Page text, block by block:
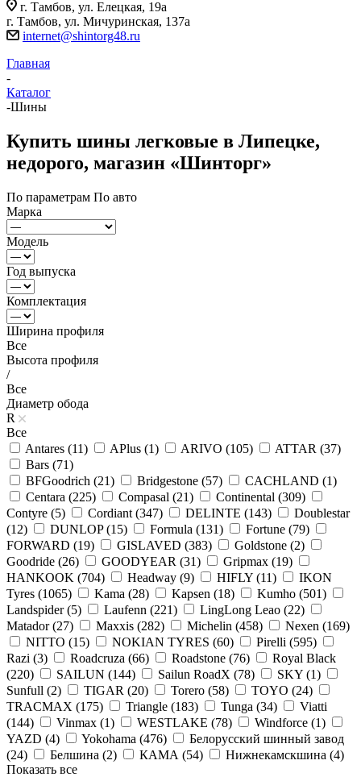
г. Тамбов, ул. Елецкая, 19а
г. Тамбов, ул. Мичуринская, 137а
internet@shintorg48.ru
Главная
-
Каталог
-Шины
Купить шины легковые в Липецке,
недорого, магазин «Шинторг»
По параметрам По авто
Марка
Модель
Год выпуска
Комплектация
Ширина профиля
Все
Высота профиля
/
Все
Диаметр обода
R
Все
Antares (11) APlus (1) ARIVO (105) ATTAR (37)
Bars (71)
BFGoodrich (21) Bridgestone (57) CACHLAND (1)
Centara (225) Compasal (21) Continental (309)
Contyre (5) Cordiant (347) DELINTE (143)
Doublestar
(12) DUNLOP (15) Formula (131) Fortune (79)
FORWARD (19) GISLAVED (383) Goldstone (2)
Goodride (26) GOODYEAR (31) Gripmax (19)
HANKOOK (704) Headway (9) HIFLY (11)
IKON
Tyres (1065) Kama (28) Kapsen (18) Kumho (501)
Landspider (5) Laufenn (221) LingLong Leao (22)
Matador (27) Maxxis (282) Michelin (458) Nexen (169)
NITTO (15) NOKIAN TYRES (60) Pirelli (595)
Razi (3) Roadcruza (66) Roadstone (76)
Royal Black
(220) SAILUN (144) Sailun RoadX (78) SKY (1)
Sunfull (2) TIGAR (20) Torero (58) TOYO (24)
TRACMAX (175) Triangle (183) Tunga (34)
Viatti
(144) Vinmax (1) WESTLAKE (78) Windforce (1)
YAZD (4) Yokohama (476)
Белорусский шинный завод
(24) Белшина (2) КАМА (54) Нижнекамскшина (4)
Показать все